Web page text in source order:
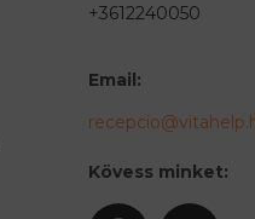
+3612240050
Email:
Kövess minket: